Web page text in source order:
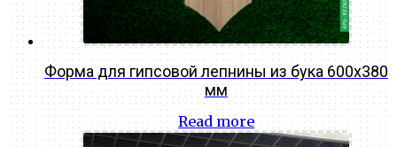
Форма для гипсовой лепнины из бука 600х380
мм
Read more